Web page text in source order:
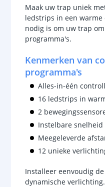
Maak uw trap uniek
ledstrips in een warme
nodig is om uw trap
programma's.
Kenmerken van
programma's
Alles-in-één
16 ledstrips in
2
Instelbare
Meegeleverde
12 unieke
Installeer eenvoudig
dynamische